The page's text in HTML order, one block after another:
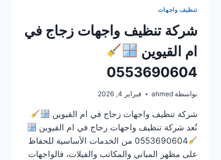
تنظيف واجهات
شركة تنظيف واجهات زجاج في
ام القيوين
0553690604
بواسطة ahmed فبراير 4, 2026
شركة تنظيف واجهات زجاج في ام القيوين
تُعد شركة تنظيف واجهات زجاج في ام القيوين
0553690604 من الخدمات الأساسية للحفاظ
على مظهر المباني والمكاتب والفيلات، فالواجهات